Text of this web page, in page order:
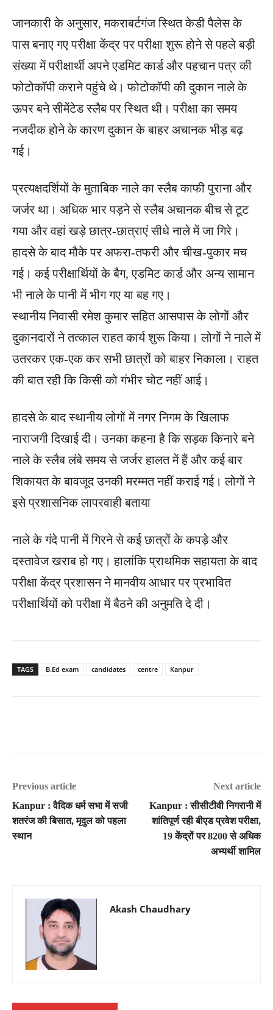
जानकारी के अनुसार, मकराबर्टगंज स्थित केडी पैलेस के
पास बनाए गए परीक्षा केंद्र पर परीक्षा शुरू होने से पहले बड़ी
संख्या में परीक्षार्थी अपने एडमिट कार्ड और पहचान पत्र की
फोटोकॉपी कराने पहुंचे थे। फोटोकॉपी की दुकान नाले के
ऊपर बने सीमेंटेड स्लैब पर स्थित थी। परीक्षा का समय
नजदीक होने के कारण दुकान के बाहर अचानक भीड़ बढ़
गई।
प्रत्यक्षदर्शियों के मुताबिक नाले का स्लैब काफी पुराना और
जर्जर था। अधिक भार पड़ने से स्लैब अचानक बीच से टूट
गया और वहां खड़े छात्र-छात्राएं सीधे नाले में जा गिरे।
हादसे के बाद मौके पर अफरा-तफरी और चीख-पुकार मच
गई। कई परीक्षार्थियों के बैग, एडमिट कार्ड और अन्य सामान
भी नाले के पानी में भीग गए या बह गए।
स्थानीय निवासी रमेश कुमार सहित आसपास के लोगों और
दुकानदारों ने तत्काल राहत कार्य शुरू किया। लोगों ने नाले में
उतरकर एक-एक कर सभी छात्रों को बाहर निकाला। राहत
की बात रही कि किसी को गंभीर चोट नहीं आई।
हादसे के बाद स्थानीय लोगों में नगर निगम के खिलाफ
नाराजगी दिखाई दी। उनका कहना है कि सड़क किनारे बने
नाले के स्लैब लंबे समय से जर्जर हालत में हैं और कई बार
शिकायत के बावजूद उनकी मरम्मत नहीं कराई गई। लोगों ने
इसे प्रशासनिक लापरवाही बताया
नाले के गंदे पानी में गिरने से कई छात्रों के कपड़े और
दस्तावेज खराब हो गए। हालांकि प्राथमिक सहायता के बाद
परीक्षा केंद्र प्रशासन ने मानवीय आधार पर प्रभावित
परीक्षार्थियों को परीक्षा में बैठने की अनुमति दे दी।
TAGS B.Ed exam candidates centre Kanpur
Previous article
Kanpur : वैदिक धर्म सभा में सजी
शतरंज की बिसात, मृदुल को पहला
स्थान
Next article
Kanpur : सीसीटीवी निगरानी में
शांतिपूर्ण रही बीएड प्रवेश परीक्षा,
19 केंद्रों पर 8200 से अधिक
अभ्यर्थी शामिल
Akash Chaudhary